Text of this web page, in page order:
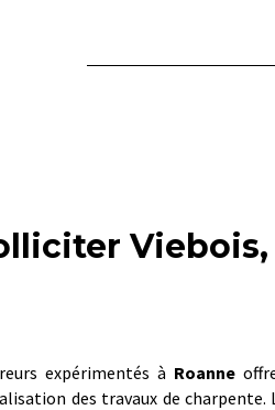
expérimentés à Roanne
des travaux de charpente.